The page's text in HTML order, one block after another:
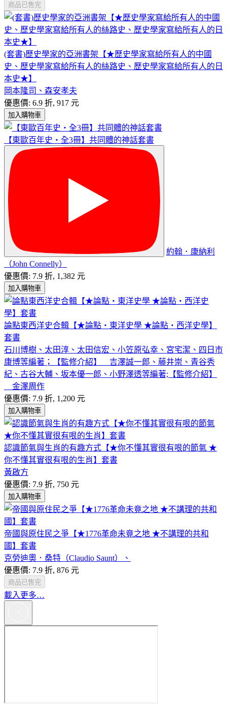
商品已售完
(套書)歷史學家的亞洲書架【★歷史學家寫給所有人的中國
史、歷史學家寫給所有人的絲路史、歷史學家寫給所有人的日
本史★】
岡本隆司、森安孝夫
優惠價: 6.9 折, 917 元
加入購物車
【東歐百年史‧全3冊】共同體的神話套書
約翰．康納利
（John Connelly）
優惠價: 7.9 折, 1,382 元
加入購物車
論點東西洋史合輯【★論點‧東洋史學 ★論點‧西洋史學】
套書
石川博樹、太田淳、太田信宏、小笠原弘幸、宮宅潔、四日市
康博等編著；【監修介紹】__吉澤誠一郎、藤井崇、青谷秀
紀、古谷大輔、坂本優一郎、小野澤透等編著;【監修介紹】
__金澤周作
優惠價: 7.9 折, 1,200 元
加入購物車
認識節氣與生肖的有趣方式【★你不懂其實很有哏的節氣 ★
你不懂其實很有哏的生肖】套書
黃啟方
優惠價: 7.9 折, 750 元
加入購物車
帝國與原住民之爭【★1776革命未竟之地 ★不講理的共和
國】套書
克勞迪奧．桑特（Claudio Saunt）、
優惠價: 7.9 折, 876 元
商品已售完
載入更多…